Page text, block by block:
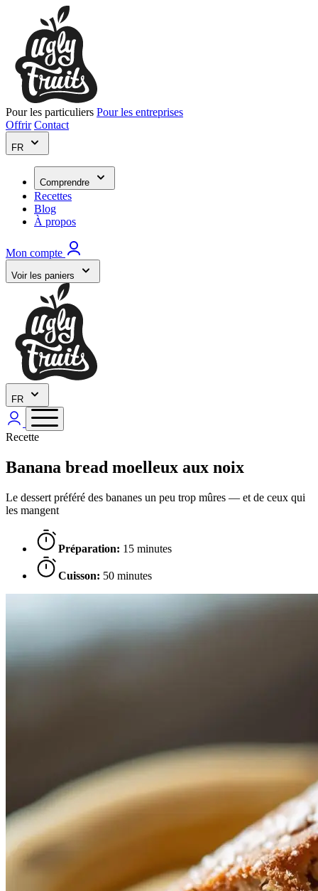
Pour les particuliers Pour les entreprises
Offrir Contact
FR
Comprendre
Recettes
Blog
À propos
Mon compte
Voir les paniers
FR
Recette
Banana bread moelleux aux noix
Le dessert préféré des bananes un peu trop mûres — et de ceux qui
les mangent
Préparation: 15 minutes
Cuisson: 50 minutes